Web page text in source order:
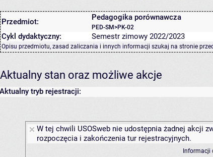
Przedmiot: Pedagogika porównawcza
PED-SM>PK-02
Cykl dydaktyczny: Semestr zimowy 2022/2023
Opisu przedmiotu, zasad zaliczania i innych informacji szukaj na stronie
Aktualny stan oraz możliwe akcje
Aktualny tryb rejestracji:
W tej chwili USOSweb nie udostępnia żadnej akcji
rozpoczęcia i zakończenia tur rejestracyjnych.
Informacji